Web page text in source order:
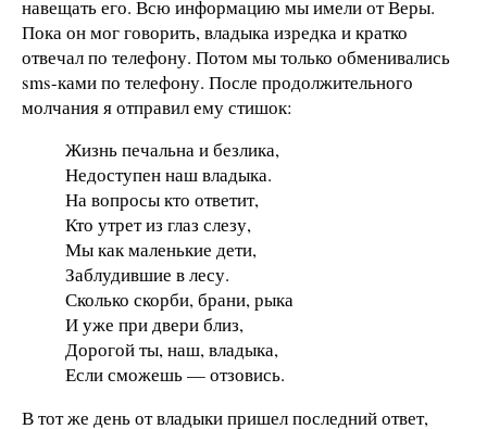
навещать его. Всю информацию мы имели от Веры.
Пока он мог говорить, владыка изредка и кратко
отвечал по телефону. Потом мы только обменивались
sms-ками по телефону. После продолжительного
молчания я отправил ему стишок:
Жизнь печальна и безлика,
Недоступен наш владыка.
На вопросы кто ответит,
Кто утрет из глаз слезу,
Мы как маленькие дети,
Заблудившие в лесу.
Сколько скорби, брани, рыка
И уже при двери близ,
Дорогой ты, наш, владыка,
Если сможешь — отзовись.
В тот же день от владыки пришел последний ответ,